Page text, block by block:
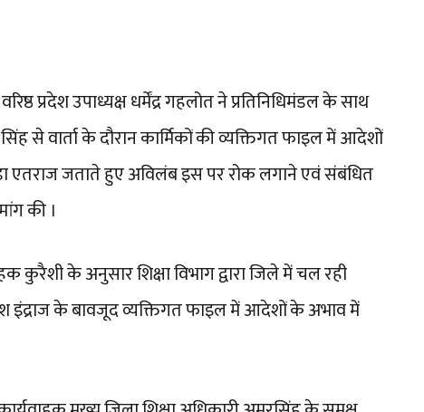
प्रदेश उपाध्यक्ष धर्मेंद्र गहलोत ने प्रतिनिधिमंडल के साथ
से वार्ता के दौरान कार्मिकों की व्यक्तिगत फाइल में आदेशों
एतराज जताते हुए अविलंब इस पर रोक लगाने एवं संबंधित
की ।
कुरैशी के अनुसार शिक्षा विभाग द्वारा जिले में चल रही
इंद्राज के बावजूद व्यक्तिगत फाइल में आदेशों के अभाव में